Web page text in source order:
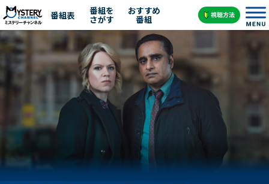
番組表 番組を
さがす
おすすめ
番組